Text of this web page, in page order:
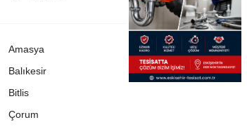
Amasya
Balıkesir
Bitlis
Çorum